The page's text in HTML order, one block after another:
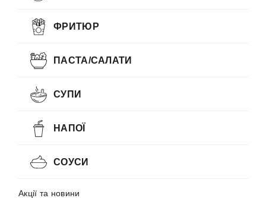
ФРИТЮР
ПАСТА/САЛАТИ
СУПИ
НАПОЇ
СОУСИ
Акції та новини